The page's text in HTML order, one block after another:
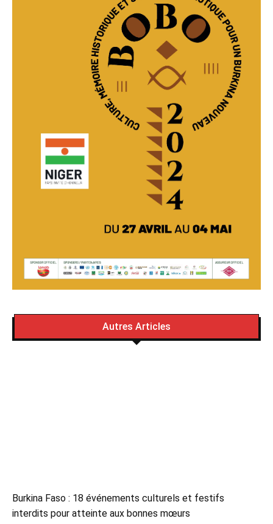
Autres Articles
Burkina Faso : 18 événements culturels et festifs
interdits pour atteinte aux bonnes mœurs